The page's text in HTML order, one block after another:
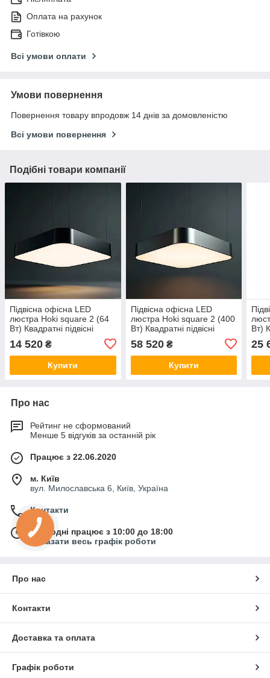
Оплата на рахунок
Готівкою
Всі умови оплати
Умови повернення
Повернення товару впродовж 14 днів за домовленістю
Всі умови повернення
Подібні товари компанії
Підвісна офісна LED
люстра Hoki square 2 (64
Вт) Квадратні підвісні
магазину
14 520 ₴
Купити
Підвісна офісна LED
люстра Hoki square 2 (400
Вт) Квадратні підвісні
магазину
58 520₴
Купити
Вт)
25
Про нас
Рейтинг не сформований
Менше 5 відгуків за останній рік
Працює з 22.06.2020
м. Київ
вул. Милославська 6, Київ, Україна
Контакти
Сьогодні працює з 10:00 до 18:00
Показати весь графік роботи
Про нас
Контакти
Доставка та оплата
Графік роботи